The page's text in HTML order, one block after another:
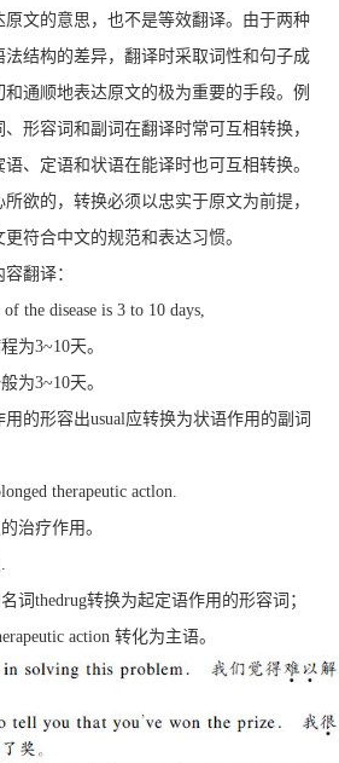
文的意思，也不是等效翻译。由于两种
结构的差异，翻译时采取词性和句子成
通顺地表达原文的极为重要的手段。例
形容词和副词在翻译时常可互相转换，
、定语和状语在能译时也可互相转换。
所欲的，转换必须以忠实于原文为前提，
符合中文的规范和表达习惯。
翻译：
the disease is 3 to 10 days,
为3~10天。
为3~10天。
的形容出usual应转换为状语作用的副词
therapeutic actlon.
治疗作用。
词thedrug转换为起定语作用的形容词；
action 转化为主语。